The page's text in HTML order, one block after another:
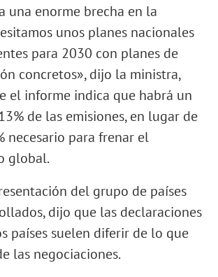
una enorme brecha en la
unos planes nacionales
para 2030 con planes de
concretos», dijo la ministra,
el informe indica que habrá un
de las emisiones, en lugar de
necesario para frenar el
global.
del grupo de países
dijo que las declaraciones
países suelen diferir de lo que
las negociaciones.